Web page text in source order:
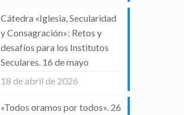
Cátedra «Iglesia, Secularidad
y Consagración»: Retos y
desafíos para los Institutos
Seculares. 16 de mayo
18 de abril de 2026
«Todos oramos por todos». 26